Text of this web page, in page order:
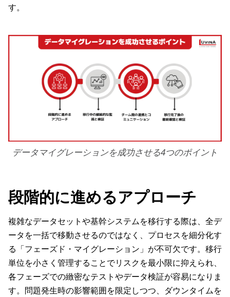
す。
データマイグレーションを成功させる4つのポイント
段階的に進めるアプローチ
複雑なデータセットや基幹システムを移行する際は、全デ
ータを一括で移動させるのではなく、プロセスを細分化す
る「フェーズド・マイグレーション」が不可欠です。移行
単位を小さく管理することでリスクを最小限に抑えられ、
各フェーズでの緻密なテストやデータ検証が容易になりま
す。問題発生時の影響範囲を限定しつつ、ダウンタイムを